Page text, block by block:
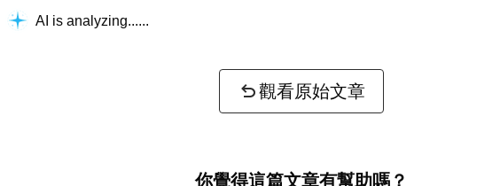
AI is analyzing...
觀看原始文章
你覺得這篇文章有幫助嗎？